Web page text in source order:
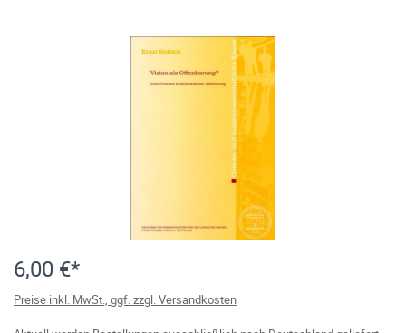
6,00 €*
Preise inkl. MwSt., ggf. zzgl. Versandkosten